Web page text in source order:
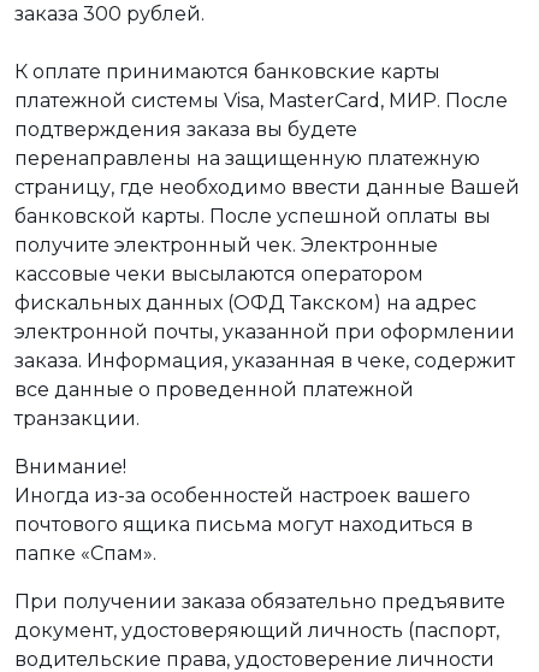
заказа 300 рублей.
К оплате принимаются банковские карты
платежной системы Visa, MasterCard, МИР. После
подтверждения заказа вы будете
перенаправлены на защищенную платежную
страницу, где необходимо ввести данные Вашей
банковской карты. После успешной оплаты вы
получите электронный чек. Электронные
кассовые чеки высылаются оператором
фискальных данных (ОФД Такском) на адрес
электронной почты, указанной при оформлении
заказа. Информация, указанная в чеке, содержит
все данные о проведенной платежной
транзакции.
Внимание!
Иногда из-за особенностей настроек вашего
почтового ящика письма могут находиться в
папке «Спам».
При получении заказа обязательно предъявите
документ, удостоверяющий личность (паспорт,
водительские права, удостоверение личности